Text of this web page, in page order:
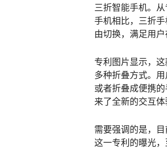
三折智能手机。
手机相比，三折
由切换，满足用户
专利图片显示，
多种折叠方式。
或者折叠成便携
来了全新的交互体
需要强调的是，
这一专利的曝光，